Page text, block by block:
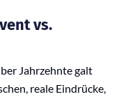
vs.
Jahrzehnte galt
reale Eindrücke,